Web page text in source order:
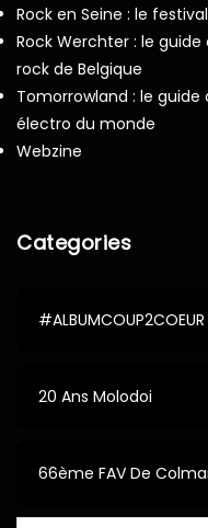
Rock en Seine : le
Rock Werchter : le
rock de Belgique
Tomorrowland : le
électro du monde
Webzine
Categories
#ALBUMCOUP2COEUR
20 Ans Molodoi
66ème FAV De